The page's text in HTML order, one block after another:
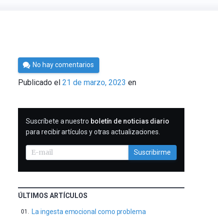
Por
César
Tomé
No hay comentarios
Publicado el21 de marzo, 2023 en
SUSCRIBIRME
Suscríbete a nuestro boletín de noticias diario
para recibir artículos y otras actualizaciones.
Suscribirme
ÚLTIMOS ARTÍCULOS
La ingesta emocional como problema